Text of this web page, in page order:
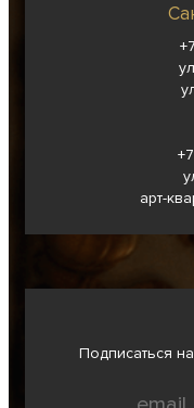
арт-
Подписаться